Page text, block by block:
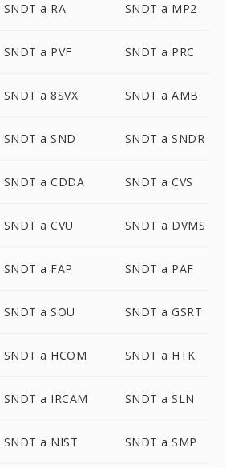
SNDT a RA SNDT a MP2
SNDT a PVF SNDT a PRC
SNDT a 8SVX SNDT a AMB
SNDT a SND SNDT a SNDR
SNDT a CDDA SNDT a CVS
SNDT a CVU SNDT a DVMS
SNDT a FAP SNDT a PAF
SNDT a SOU SNDT a GSRT
SNDT a HCOM SNDT a HTK
SNDT a IRCAM SNDT a SLN
SNDT a NIST SNDT a SMP